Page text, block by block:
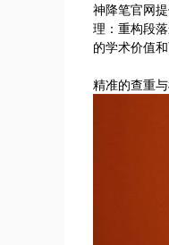
神降笔官网
理：重构段
的学术价值
精准的查重